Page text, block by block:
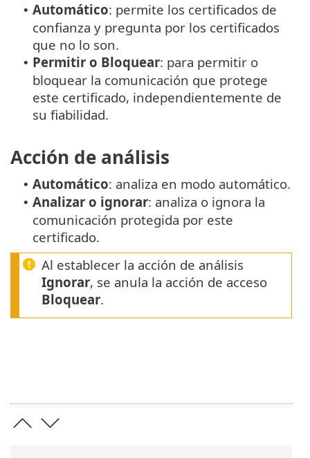
• Automático: permite los certificados de
confianza y pregunta por los certificados
que no lo son.
• Permitir o Bloquear: para permitir o
bloquear la comunicación que protege
este certificado, independientemente de
su fiabilidad.
Acción de análisis
• Automático: analiza en modo automático.
• Analizar o ignorar: analiza o ignora la
comunicación protegida por este
certificado.
Al establecer la acción de análisis
Ignorar, se anula la acción de acceso
Bloquear.